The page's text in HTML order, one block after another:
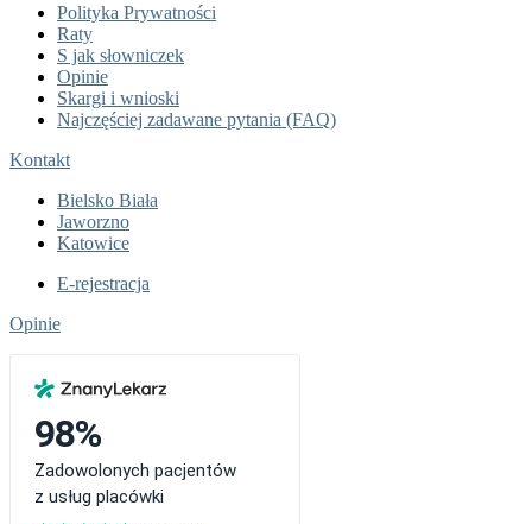
Polityka Prywatności
Raty
S jak słowniczek
Opinie
Skargi i wnioski
Najczęściej zadawane pytania (FAQ)
Kontakt
Bielsko Biała
Jaworzno
Katowice
E-rejestracja
Opinie